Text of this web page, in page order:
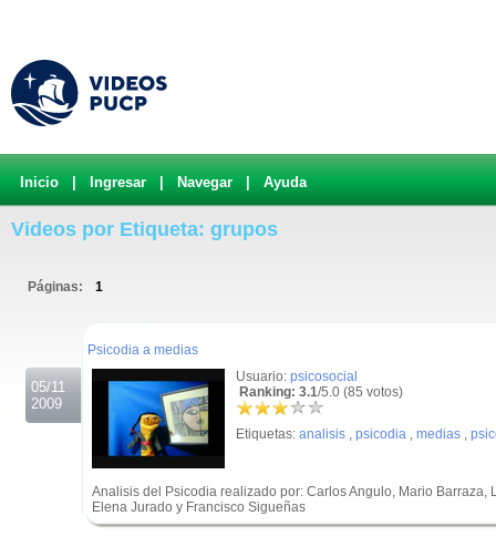
Inicio Ingresar Navegar Ayuda
Videos por Etiqueta: grupos
Páginas: 1
05/11
2009
Psicodia a medias
Usuario: psicosocial
Ranking: 3.1/5.0 (85 votos)
Etiquetas: analisis , psicodia , medias ,
Analisis del Psicodia realizado por: Carlos Angulo, Mario Barraza,
Elena Jurado y Francisco Sigueñas